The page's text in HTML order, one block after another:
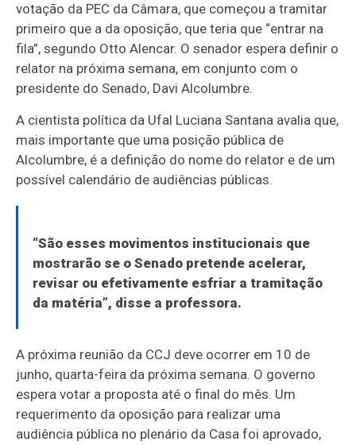
votação da PEC da Câmara, que começou a tramitar
primeiro que a da oposição, que teria que “entrar na
fila”, segundo Otto Alencar. O senador espera definir o
relator na próxima semana, em conjunto com o
presidente do Senado, Davi Alcolumbre.
A cientista política da Ufal Luciana Santana avalia que,
mais importante que uma posição pública de
Alcolumbre, é a definição do nome do relator e de um
possível calendário de audiências públicas.
“São esses movimentos institucionais que
mostrarão se o Senado pretende acelerar,
revisar ou efetivamente esfriar a tramitação
da matéria”, disse a professora.
A próxima reunião da CCJ deve ocorrer em 10 de
junho, quarta-feira da próxima semana. O governo
espera votar a proposta até o final do mês. Um
requerimento da oposição para realizar uma
audiência pública no plenário da Casa foi aprovado,